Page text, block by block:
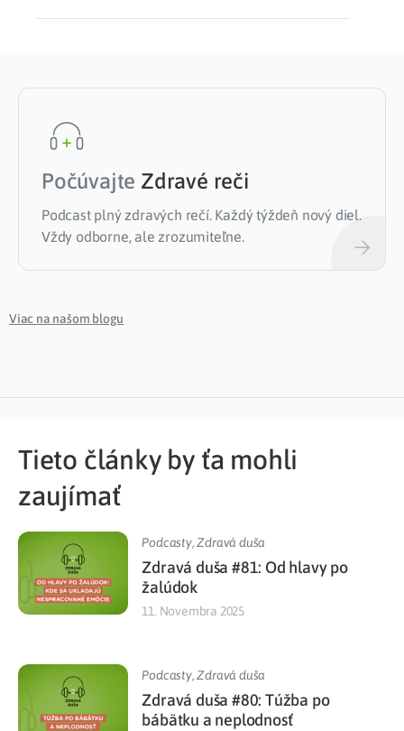
Počúvajte Zdravé reči
Podcast plný zdravých rečí. Každý týždeň nový diel.
Vždy odborne, ale zrozumiteľne.
Viac na našom blogu
Tieto články by ťa mohli
zaujímať
Podcasty,Zdravá duša
Zdravá duša #81: Od hlavy po
žalúdok
11. Novembra 2025
Podcasty,Zdravá duša
Zdravá duša #80: Túžba po
bábätku a neplodnosť